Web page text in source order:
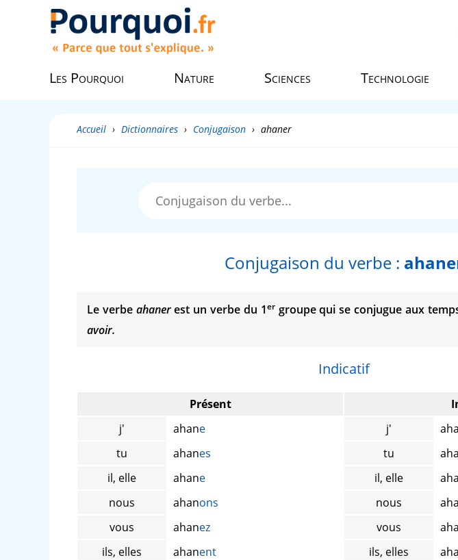
Les Pourquoi Nature Sciences Technologie
Accueil › Dictionnaires › Conjugaison › ahaner
Conjugaison du verbe :
Le verbe ahanerest un verbe du 1ergroupe qui se conjugue aux
avoir.
Indicatif
Présent
j'
ahane
tu
ahanes
il, elle
ahane
nous
ahanons
vous
ahanez
ils, elles
ahanent
j'
tu
il, elle
nous
vous
ils, elles